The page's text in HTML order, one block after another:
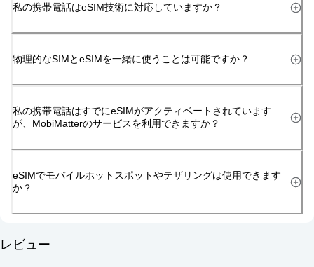
私の携帯電話はeSIM技術に対応していますか？
物理的なSIMとeSIMを一緒に使うことは可能ですか？
私の携帯電話はすでにeSIMがアクティベートされています
が、MobiMatterのサービスを利用できますか？
eSIMでモバイルホットスポットやテザリングは使用できます
か？
レビュー